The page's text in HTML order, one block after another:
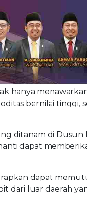
hanya
bernilai tinggi,
ditanam di Dusun
dapat
dapat
dari luar daerah